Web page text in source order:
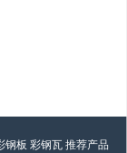
钢板 彩钢瓦 推荐产品